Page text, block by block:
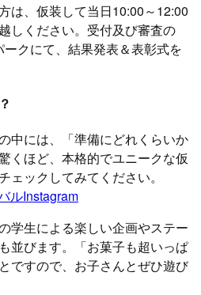
は、仮装して当日10:00～12:00
しください。受付及び審査の
クにて、結果発表＆表彰式を
中には、「準備にどれくらいか
ほど、本格的でユニークな仮
ェックしてみてください。
ルInstagram
学生による楽しい企画やステー
並びます。「お菓子も超いっぱ
ですので、お子さんとぜひ遊び